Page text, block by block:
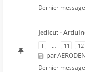
Dernier
Jedicut -
1 … 11 12
parAERODEN
Dernier